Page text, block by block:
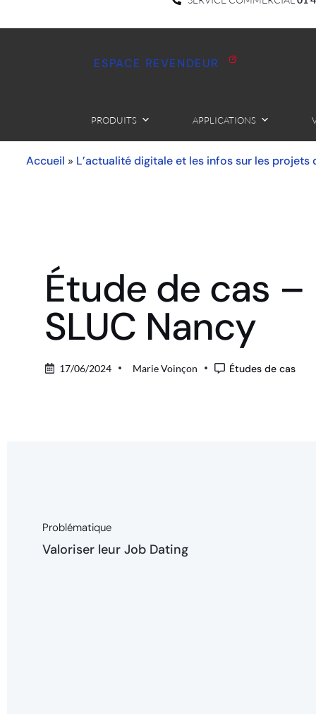
ESPACE REVENDEUR
PRODUITS APPLICATIONS
Accueil » L’actualité digitale et les infos sur les
Étude de cas –
SLUC Nancy
17/06/2024 Marie Voinçon Études de cas
Problématique
Valoriser leur Job Dating